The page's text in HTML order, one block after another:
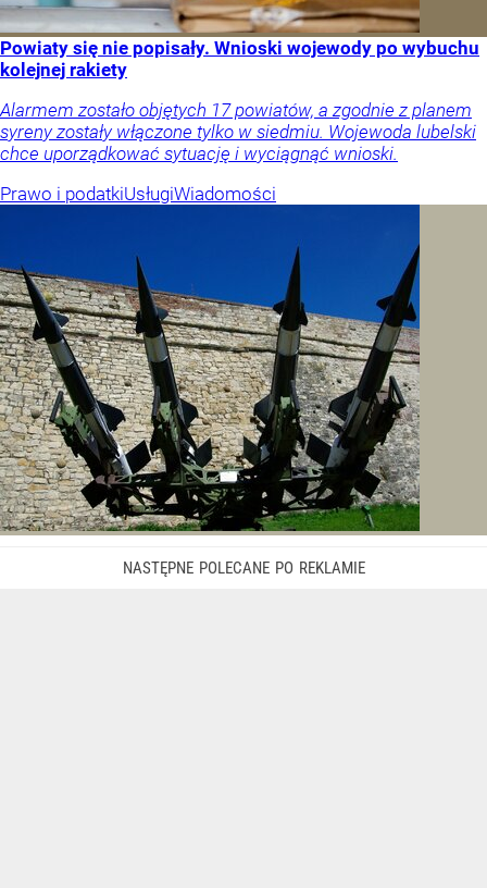
Powiaty się nie popisały. Wnioski wojewody po wybuchu
kolejnej rakiety
Alarmem zostało objętych 17 powiatów, a zgodnie z planem
syreny zostały włączone tylko w siedmiu. Wojewoda lubelski
chce uporządkować sytuację i wyciągnąć wnioski.
Prawo i podatkiUsługiWiadomości